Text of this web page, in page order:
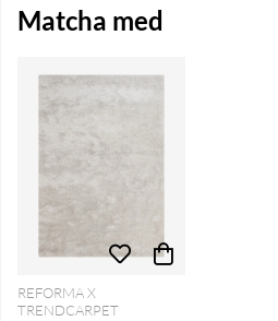
Matcha med
REFORMA X
TRENDCARPET